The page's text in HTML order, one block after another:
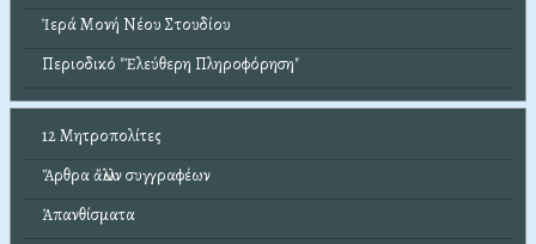
Ἱερά Μονή Νέου Στουδίου
Περιοδικό "Ἐλεύθερη Πληροφόρηση"
12 Μητροπολίτες
Ἄρθρα ἄλλων συγγραφέων
Ἀπανθίσματα